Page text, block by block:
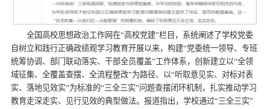
全国高校思想政治工作网在“高校党建”栏目，系统阐述了学校党委
自树立和践行正确政绩观学习教育开展以来，构建“党委统一领导、专班
统筹协调、部门联动落实、干部全员覆盖”工作体系，创新建立以“全领
域征集、全覆盖查摆、全流程整改”为路径、以“听取意见实、对标对表
实、落地见效实”为标准的“三全三实”问题查摆闭环机制，扎实推动学习
教育走深走实、见行见效的典型做法。报道指出，学校通过“三全三实”